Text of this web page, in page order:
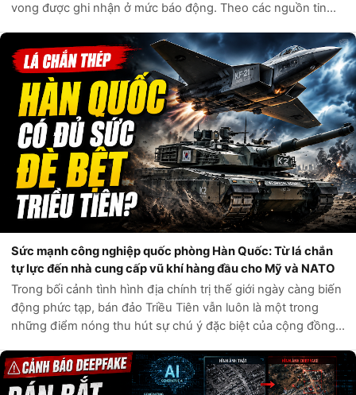
vong được ghi nhận ở mức báo động. Theo các nguồn tin
vòng một tuần qua, q...
Sức mạnh công nghiệp quốc phòng Hàn Quốc: Từ lá chắn
tự lực đến nhà cung cấp vũ khí hàng đầu cho Mỹ và NATO
Trong bối cảnh tình hình địa chính trị thế giới ngày càng biến
động phức tạp, bán đảo Triều Tiên vẫn luôn là một trong
những điểm nóng thu hút sự chú ý đặc biệt của cộng đồng
các mối đe dọa t...